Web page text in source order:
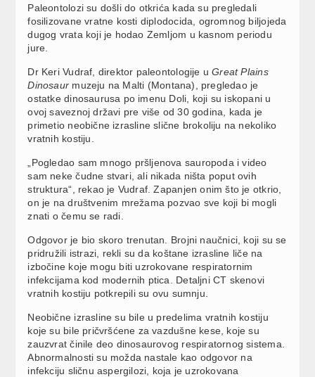
Paleontolozi su došli do otkrića kada su pregledali
fosilizovane vratne kosti diplodocida, ogromnog biljojeda
dugog vrata koji je hodao Zemljom u kasnom periodu
jure.
Dr Keri Vudraf, direktor paleontologije uGreat Plains
Dinosaur muzeju na Malti (Montana), pregledao je
ostatke dinosaurusa po imenu Doli, koji su iskopani u
ovoj saveznoj državi pre više od 30 godina, kada je
primetio neobične izrasline slične brokoliju na nekoliko
vratnih kostiju.
„Pogledao sam mnogo pršljenova sauropoda i video
sam neke čudne stvari, ali nikada ništa poput ovih
struktura“, rekao je Vudraf. Zapanjen onim što je otkrio,
on je na društvenim mrežama pozvao sve koji bi mogli
znati o čemu se radi.
Odgovor je bio skoro trenutan. Brojni naučnici, koji su se
pridružili istrazi, rekli su da koštane izrasline liče na
izbočine koje mogu biti uzrokovane respiratornim
infekcijama kod modernih ptica. Detaljni CT skenovi
vratnih kostiju potkrepili su ovu sumnju.
Neobične izrasline su bile u predelima vratnih kostiju
koje su bile pričvršćene za vazdušne kese, koje su
zauzvrat činile deo dinosaurovog respiratornog sistema.
Abnormalnosti su možda nastale kao odgovor na
infekciju sličnu aspergilozi, koja je uzrokovana